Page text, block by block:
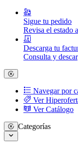
Sigue tu pedido
Revisa el estado
Descarga tu
Consulta y
Navegar por
Ver
Ver Catálogo
Categorías